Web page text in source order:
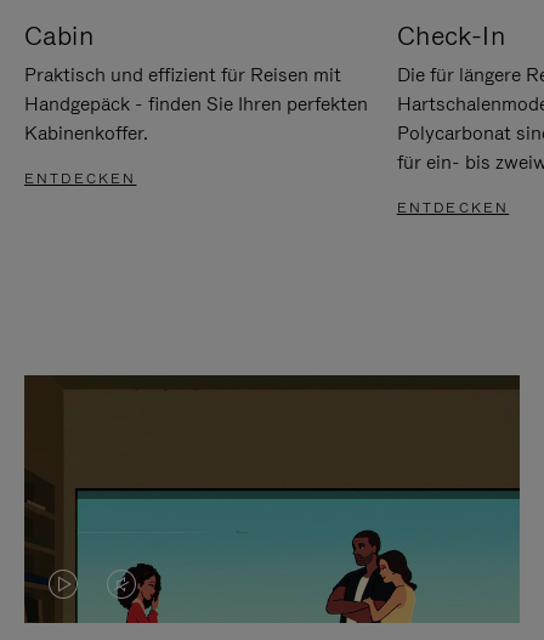
Cabin
Praktisch und effizient für Reisen mit
Handgepäck - finden Sie Ihren perfekten
Kabinenkoffer.
ENTDECKEN
Check-In
Die für längere
Polycarbonat
für ein- bis
ENTDECKEN
DASVIDEO